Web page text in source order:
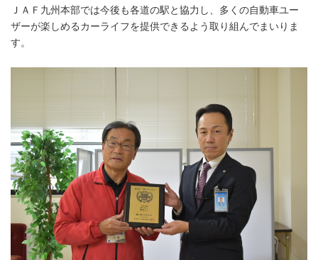
ＪＡＦ九州本部では今後も各道の駅と協力し、多くの自動車ユー
ザーが楽しめるカーライフを提供できるよう取り組んでまいりま
す。